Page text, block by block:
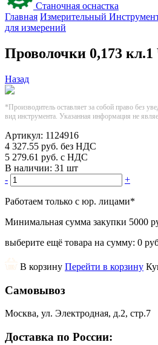
Станочная оснастка
Главная Измерительный
для измерений
Проволочки 0,173
Назад
*Производитель оставляет за собой право без
вид инструмента. Указанная информация не
Артикул: 1124916
4 327.55 руб. без НДС
5 279.61 руб. с НДС
В наличии: 31 шт
-
+
Работаем только с юр. лицами*
Минимальная сумма закупки 5000
выберите ещё товара на сумму: 0
В корзину Перейти в корзину
Самовывоз
Москва, ул. Электродная, д.2, стр.7
Доставка по России: